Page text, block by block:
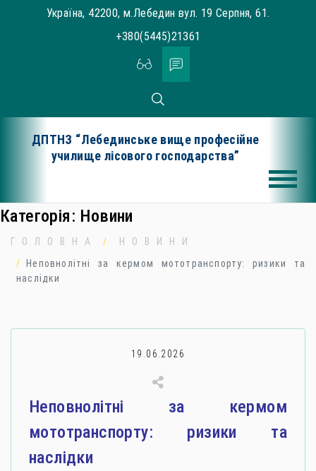
Україна, 42200, м.Лебедин вул. 19 Серпня, 61.
+380(5445)21361
ДПТНЗ “Лебединське вище професійне
училище лісового господарства”
Категорія: Новини
ГОЛОВНА
НОВИНИ
Неповнолітні за кермом мототранспорту: ризики та
наслідки
19.06.2026
Неповнолітні за кермом
мототранспорту: ризики та
наслідки